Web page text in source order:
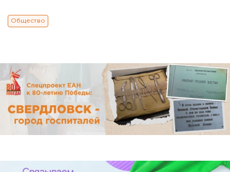
Общество